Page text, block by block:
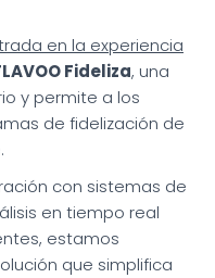
en la experiencia
Fideliza, una
y permite a los
de fidelización de
con sistemas de
en tiempo real
estamos
que simplifica